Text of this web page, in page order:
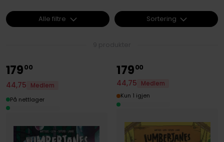
17900
44,75
Medlem
På nettlager
17900
44,75
Medlem
Kun 1 igjen
Alle filtre Sortering